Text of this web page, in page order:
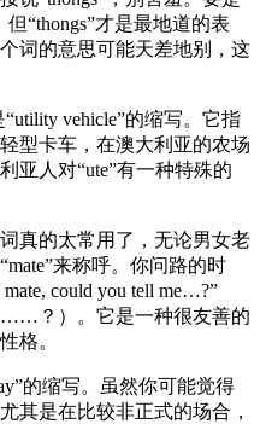
“thongs”才是最地道的表
词的意思可能天差地别，这
vehicle”的缩写。它指
型卡车，在澳大利亚的农场
亚人对“ute”有一种特殊的
真的太常用了，无论男女老
来称呼。你问路的时
could you tell me…?”
……？）。它是一种很友善的
格。
的缩写。虽然你可能觉得
其是在比较非正式的场合，